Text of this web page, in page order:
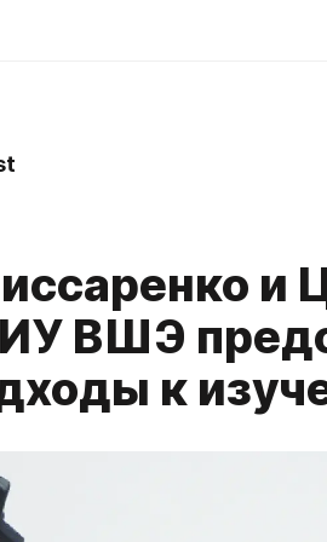
и
ВШЭ
к